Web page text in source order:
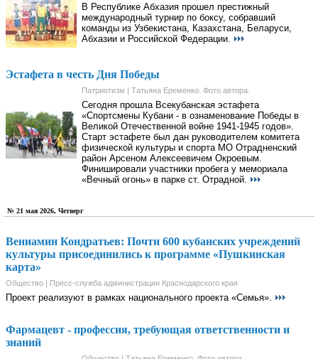
В Республике Абхазия прошел престижный
международный турнир по боксу, собравший
команды из Узбекистана, Казахстана, Беларуси,
Абхазии и Российской Федерации.
Эстафета в честь Дня Победы
Патриотизм | Татьяна Еременко. Фото автора.
Сегодня прошла Всекубанская эстафета
«Спортсмены Кубани - в ознаменование Победы в
Великой Отечественной войне 1941-1945 годов».
Старт эстафете был дан руководителем комитета
физической культуры и спорта МО Отрадненский
район Арсеном Алексеевичем Окроевым.
Финишировали участники пробега у мемориала
«Вечный огонь» в парке ст. Отрадной.
№ 21 мая 2026, Четверг
Вениамин Кондратьев: Почти 600 кубанских учреждений
культуры присоединились к программе «Пушкинская
карта»
Общество | Пресс-служба администрации Краснодарского края
Проект реализуют в рамках национального проекта «Семья».
Фармацевт - профессия, требующая ответственности и
знаний